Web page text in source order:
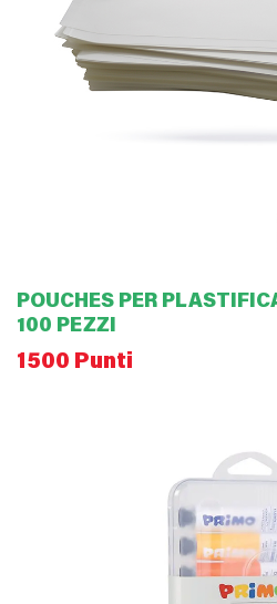
POUCHES PER
100 PEZZI
1500 Punti